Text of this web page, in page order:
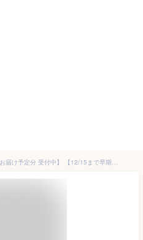
【12/1 P2倍】 【24年12月中旬お届け予定分 受付中】 【12/15まで早期特典】 雛人形 木製 収納 コンパクト おしゃれ 親王 モダン お雛様 ひな人形 雛 飾り おひなさま 内裏様 お雛様 かわいい ひな祭り 人形 小さい 今どき ミニ 【クムキ 色 〜いろ〜 収納台座 五人雛飾り】